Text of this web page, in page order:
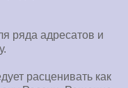
ряда адресатов и
расценивать как